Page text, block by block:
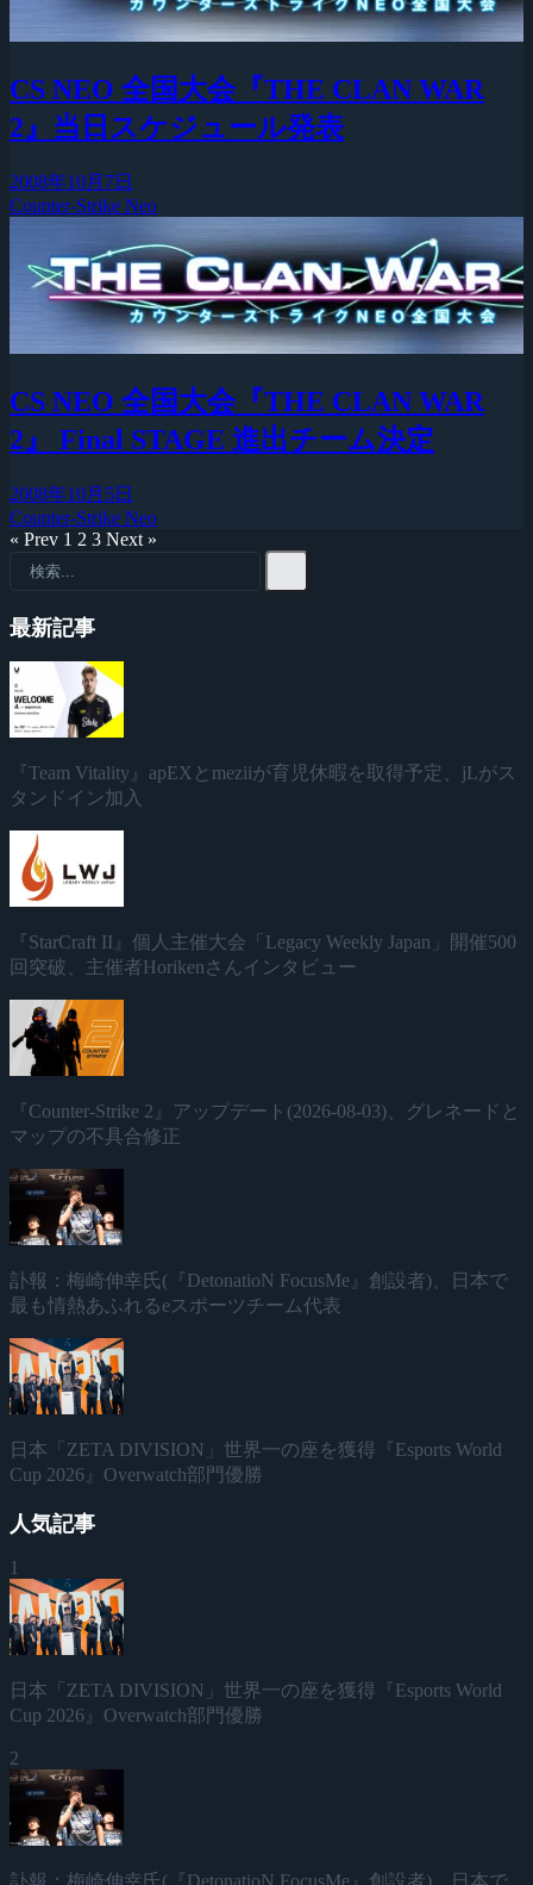
CS NEO 全国大会『THE CLAN WAR
2』当日スケジュール発表
2008年10月7日
Counter-Strike Neo
CS NEO 全国大会『THE CLAN WAR
2』 Final STAGE 進出チーム決定
2008年10月5日
Counter-Strike Neo
« Prev 1 2 3 Next »
最新記事
『Team Vitality』apEXとmeziiが育児休暇を取得予定、jLがス
タンドイン加入
『StarCraft II』個人主催大会「Legacy Weekly Japan」開催500
回突破、主催者Horikenさんインタビュー
『Counter-Strike 2』アップデート(2026-08-03)、グレネードと
マップの不具合修正
訃報：梅崎伸幸氏(『DetonatioN FocusMe』創設者)、日本で
最も情熱あふれるeスポーツチーム代表
日本「ZETA DIVISION」世界一の座を獲得『Esports World
Cup 2026』Overwatch部門優勝
人気記事
1
日本「ZETA DIVISION」世界一の座を獲得『Esports World
Cup 2026』Overwatch部門優勝
2
訃報：梅崎伸幸氏(『DetonatioN FocusMe』創設者)、日本で